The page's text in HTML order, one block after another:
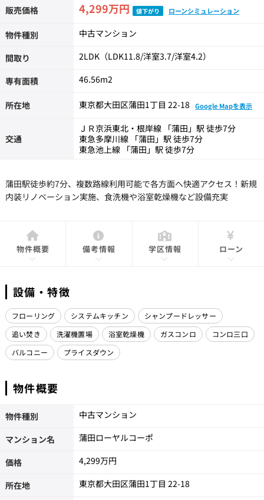
販売価格 4,299万円 値下がり ローンシミュレーション
物件種別 中古マンション
間取り 2LDK（LDK11.8/洋室3.7/洋室4.2）
専有面積 46.56m2
所在地 東京都大田区蒲田1丁目 22-18 Google Mapを表示
交通
ＪＲ京浜東北・根岸線 「蒲田」駅 徒歩7分
東急多摩川線 「蒲田」駅 徒歩7分
東急池上線 「蒲田」駅 徒歩7分
蒲田駅徒歩約7分、複数路線利用可能で各方面へ快適アクセス！新規
内装リノベーション実施、食洗機や浴室乾燥機など設備充実
物件概要 備考情報 学区情報 ローン
設備・特徴
フローリング システムキッチン
シャンプードレッサー
追い焚き
洗濯機置場 浴室乾燥機 ガスコンロ
コンロ三口
バルコニー
プライスダウン
物件概要
物件種別 中古マンション
マンション名 蒲田ローヤルコーポ
価格 4,299万円
所在地 東京都大田区蒲田1丁目 22-18